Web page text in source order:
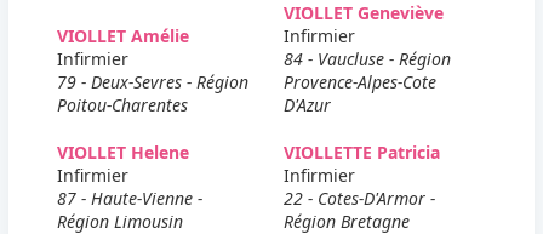
VIOLLET Amélie
Infirmier
79 - Deux-Sevres - Région
Poitou-Charentes
VIOLLET Geneviève
Infirmier
84 - Vaucluse - Région
Provence-Alpes-Cote
D'Azur
VIOLLET Helene
Infirmier
87 - Haute-Vienne -
Région Limousin
VIOLLETTE Patricia
Infirmier
22 - Cotes-D'Armor -
Région Bretagne